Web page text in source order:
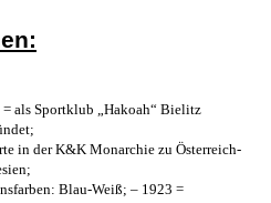
= als Sportklub „Hakoah“ Bielitz
in der K&K Monarchie zu Österreich-
Blau-Weiß; – 1923 =